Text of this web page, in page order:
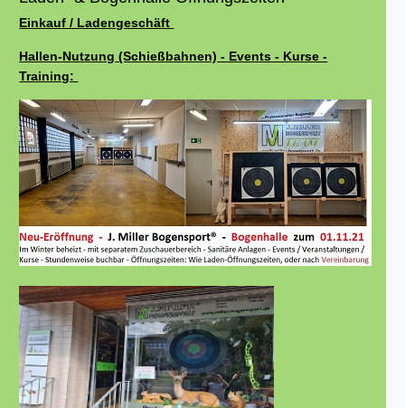
Einkauf / Ladengeschäft
Hallen-Nutzung (Schießbahnen) - Events - Kurse -
Training: